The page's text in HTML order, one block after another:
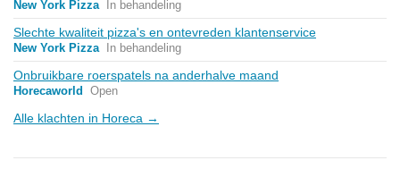
New York Pizza In behandeling
Slechte kwaliteit pizza's en ontevreden klantenservice
New York Pizza In behandeling
Onbruikbare roerspatels na anderhalve maand
Horecaworld Open
Alle klachten in Horeca →